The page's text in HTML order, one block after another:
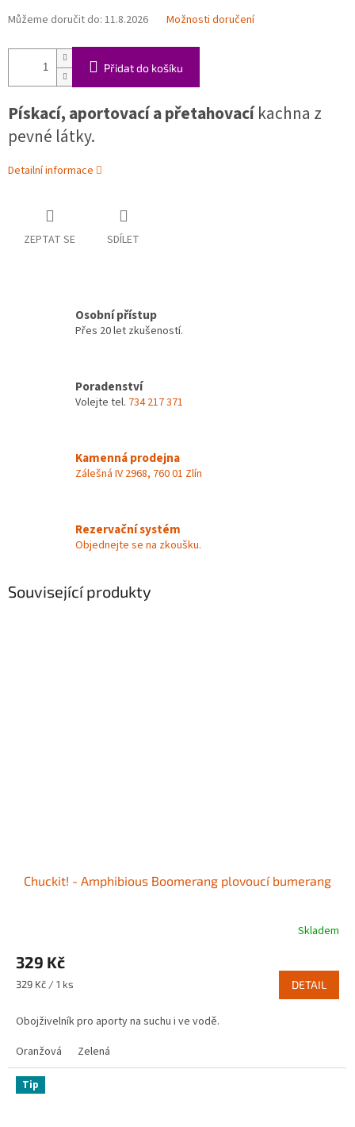
Můžeme doručit do: 11.8.2026 Možnosti doručení
Přidat do košíku
Pískací, aportovací a přetahovacíkachna z
pevné látky.
Detailní informace
ZEPTAT SE SDÍLET
Osobní přístup
Přes 20 let zkušeností.
Poradenství
Volejte tel. 734 217 371
Kamenná prodejna
Zálešná IV 2968, 760 01 Zlín
Rezervační systém
Objednejte se na zkoušku.
Související produkty
Chuckit! - Amphibious Boomerang plovoucí bumerang
Skladem
329 Kč
Měrná
329 Kč / 1 ks DETAIL
Obojživelník pro aporty na suchu i ve vodě.
Oranžová
Zelená
Tip